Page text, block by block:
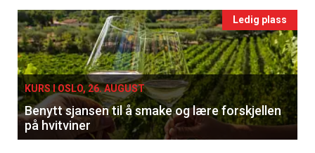
Ledig plass
KURS I OSLO, 26. AUGUST
Benytt sjansen til å smake og lære forskjellen
på hvitviner